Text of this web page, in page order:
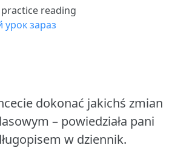
reading
зараз
dokonać jakichś zmian
– powiedziała pani
w dziennik.